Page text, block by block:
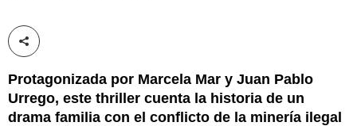
Compartir esta noticia
Protagonizada por Marcela Mar y Juan Pablo
Urrego, este thriller cuenta la historia de un
drama familia con el conflicto de la minería ilegal